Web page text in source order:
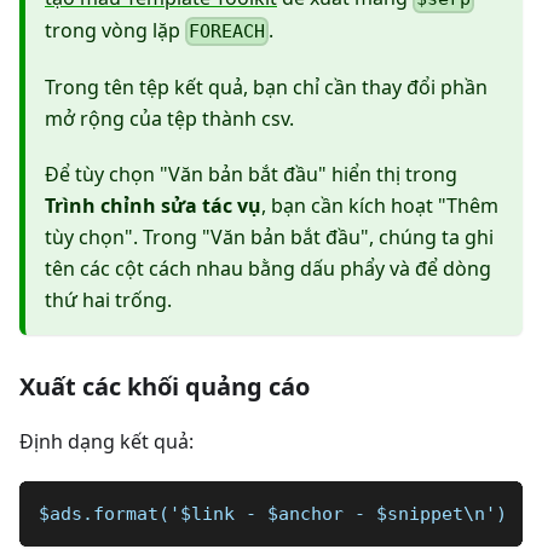
trong vòng lặp FOREACH .
Trong tên tệp kết quả, bạn chỉ cần thay đổi phần
mở rộng của tệp thành csv.
Để tùy chọn "Văn bản bắt đầu" hiển thị trong
Trình chỉnh sửa tác vụ, bạn cần kích hoạt "Thêm
tùy chọn". Trong "Văn bản bắt đầu", chúng ta ghi
tên các cột cách nhau bằng dấu phẩy và để dòng
thứ hai trống.
Xuất các khối quảng cáo
Định dạng kết quả:
$ads.format('$link - $anchor - $snippet\n')